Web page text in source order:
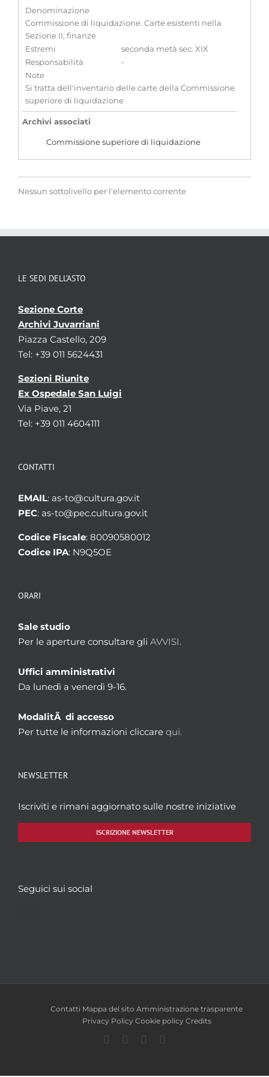
Denominazione
Commissione di liquidazione. Carte esistenti nella
Sezione II, finanze
Estremi
seconda metà sec. XIX
Responsabilità
-
Note
Si tratta dell'inventario delle carte della Commissione
superiore di liquidazione
Archivi associati
Commissione superiore di liquidazione
Nessun sottolivello per l'elemento corrente
LE SEDI DELL’ASTO
Sezione Corte
Archivi Juvarriani
Piazza Castello, 209
Tel: +39 011 5624431
Sezioni Riunite
Ex Ospedale San Luigi
Via Piave, 21
Tel: +39 011 4604111
CONTATTI
EMAIL: as-to@cultura.gov.it
PEC: as-to@pec.cultura.gov.it
Codice Fiscale: 80090580012
Codice IPA: N9Q5OE
ORARI
Sale studio
Per le aperture consultare gli AVVISI.
Uffici amministrativi
Da lunedì a venerdì 9-16.
ModalitÃ di accesso
Per tutte le informazioni cliccare qui.
NEWSLETTER
Iscriviti e rimani aggiornato sulle nostre iniziative
ISCRIZIONE NEWSLETTER
Seguici sui social
Contatti Mappa del sito Amministrazione trasparente
Privacy Policy Cookie policy Credits
Facebook
TwitterYouTube